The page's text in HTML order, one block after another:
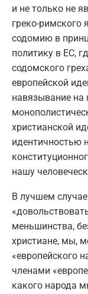
и не только не
греко-римского
содомию в
политику в ЕС,
содомского
европейской
навязывание на
христианской
идентичностью
нашу
В лучшем
меньшинства,
христиане, мы,
«европейского
членами
какого народа